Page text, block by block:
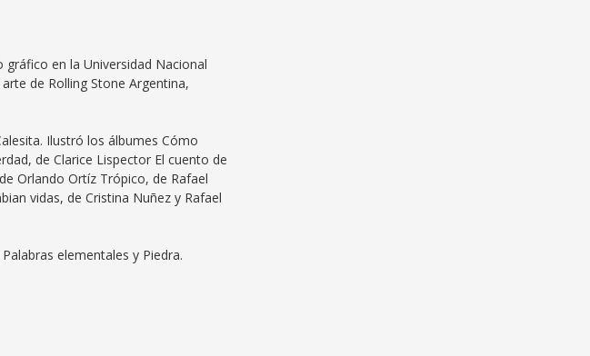
gráfico en la Universidad Nacional
de Rolling Stone Argentina,
Ilustró los álbumes Cómo
de Clarice Lispector El cuento de
Orlando Ortíz Trópico, de Rafael
vidas, de Cristina Nuñez y Rafael
elementales y Piedra.